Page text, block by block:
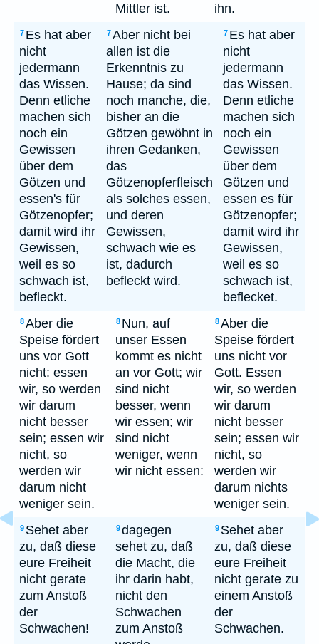
Mittler ist.
ihn.
7 Es hat aber
nicht
jedermann
das Wissen.
Denn etliche
machen sich
noch ein
Gewissen
über dem
Götzen und
essen's für
Götzenopfer;
damit wird ihr
Gewissen,
weil es so
schwach ist,
befleckt.
7Aber nicht bei
allen ist die
Erkenntnis zu
Hause; da sind
noch manche, die,
bisher an die
Götzen gewöhnt in
ihren Gedanken,
das
Götzenopferfleisch
als solches essen,
und deren
Gewissen,
schwach wie es
ist, dadurch
befleckt wird.
7 Es hat aber
nicht
jedermann
das Wissen.
Denn etliche
machen sich
noch ein
Gewissen
über dem
Götzen und
essen es für
Götzenopfer;
damit wird ihr
Gewissen,
weil es so
schwach ist,
beflecket.
8Aber die
Speise fördert
uns vor Gott
nicht: essen
wir, so werden
wir darum
nicht besser
sein; essen wir
nicht, so
werden wir
darum nicht
weniger sein.
8 Nun, auf
unser Essen
kommt es nicht
an vor Gott; wir
sind nicht
besser, wenn
wir essen; wir
sind nicht
weniger, wenn
wir nicht essen:
8Aber die
Speise fördert
uns nicht vor
Gott. Essen
wir, so werden
wir darum
nicht besser
sein; essen wir
nicht, so
werden wir
darum nichts
weniger sein.
9 Sehet aber
zu, daß diese
eure Freiheit
nicht gerate
zum Anstoß
der
Schwachen!
9dagegen
sehet zu, daß
die Macht, die
ihr darin habt,
nicht den
Schwachen
zum Anstoß
9 Sehet aber
zu, daß diese
eure Freiheit
nicht gerate zu
einem Anstoß
der
Schwachen.